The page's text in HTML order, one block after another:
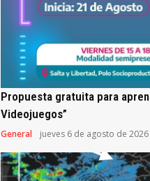
Propuesta gratuita para
Videojuegos”
General jueves 6 de agosto de 2026